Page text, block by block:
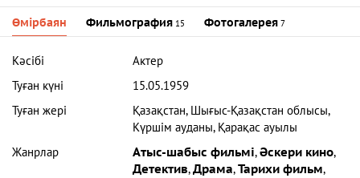
Өмірбаян Фильмография 15 Фотогалерея 7
Кәсібі
Актер
Туған күні
15.05.1959
Туған жері
Қазақстан, Шығыс-Қазақстан облысы,
Күршім ауданы, Қарақас ауылы
Жанрлар
Атыс-шабыс фильмі,Әскери кино,
Детектив,Драма,Тарихи фильм,